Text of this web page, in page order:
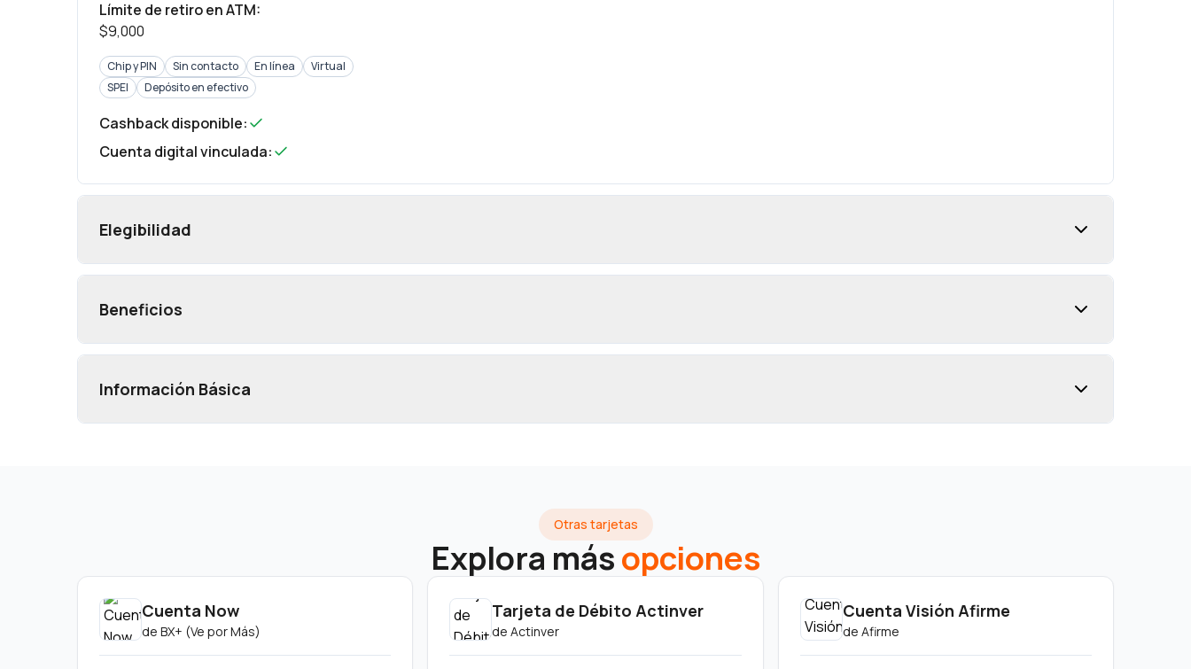
Límite de retiro en ATM:
$9,000
Chip y PIN Sin contacto En línea
Virtual
SPEI
Depósito en efectivo
Cashback disponible:
Cuenta digital vinculada:
Elegibilidad
Beneficios
Información Básica
Otras tarjetas
Explora másopciones
Cuenta Now
de BX+ (Ve por Más)
Tarjeta de Débito Actinver
de Actinver
Cuenta Visión Afirme
de Afirme